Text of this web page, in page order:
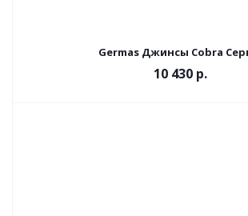
Germas Джинсы Cobra
10 430 р.